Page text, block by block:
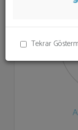
Tekrar